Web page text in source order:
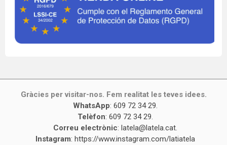
Gràcies per visitar-nos. Fem realitat les teves idees.
WhatsApp: 609 72 34 29.
Telèfon: 609 72 34 29.
Correu electrònic: latela@latela.cat.
Instagram: https://www.instagram.com/latiatela